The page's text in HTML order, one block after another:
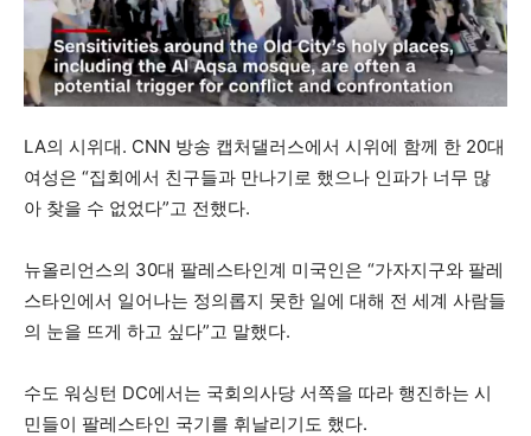
LA의 시위대. CNN 방송 캡처댈러스에서 시위에 함께 한 20대
여성은 “집회에서 친구들과 만나기로 했으나 인파가 너무 많
아 찾을 수 없었다”고 전했다.
뉴올리언스의 30대 팔레스타인계 미국인은 “가자지구와 팔레
스타인에서 일어나는 정의롭지 못한 일에 대해 전 세계 사람들
의 눈을 뜨게 하고 싶다”고 말했다.
수도 워싱턴 DC에서는 국회의사당 서쪽을 따라 행진하는 시
민들이 팔레스타인 국기를 휘날리기도 했다.